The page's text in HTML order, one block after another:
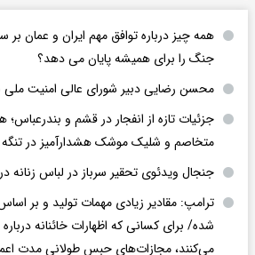
همه چیز درباره توافق مهم ایران و عمان بر
جنگ را برای همیشه پایان می دهد؟
محسن رضایی دبیر شورای عالی امنیت
جزئیات تازه از انفجار در قشم و
متخاصم و شلیک موشک هشدارآمیز در تنگه
جنجال ویدئوی تحقیر سرباز در لباس زنانه
ترامپ: مقادیر زیادی مهمات تولید و بر اساس
شده/ برای کسانی که اظهارات خائنانه
می‌کنند، مجازات‌های حبس طولانی مدت